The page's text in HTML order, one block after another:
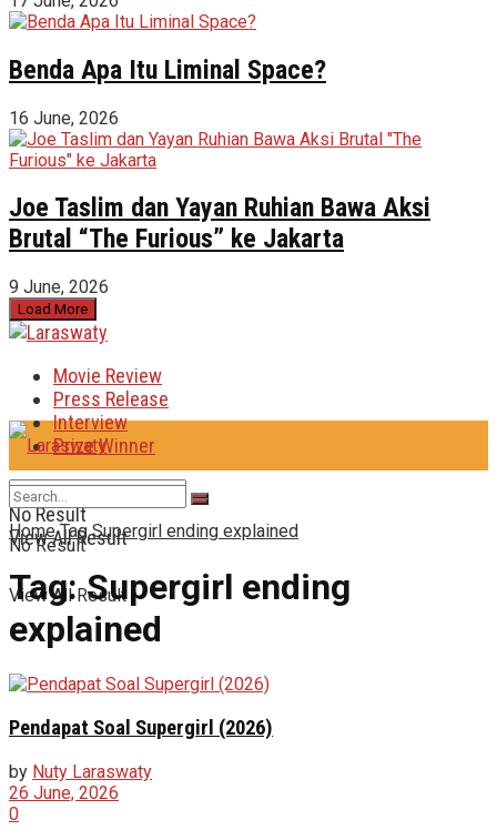
Benda Apa Itu Liminal Space?
16 June, 2026
Joe Taslim dan Yayan Ruhian Bawa Aksi
Brutal “The Furious” ke Jakarta
9 June, 2026
Load More
Movie Review
Press Release
Interview
Prize Winner
No Result
View All Result
No Result
View All Result
Home Tag Supergirl ending explained
Tag:Supergirl ending
explained
Pendapat Soal Supergirl (2026)
by Nuty Laraswaty
26 June, 2026
0